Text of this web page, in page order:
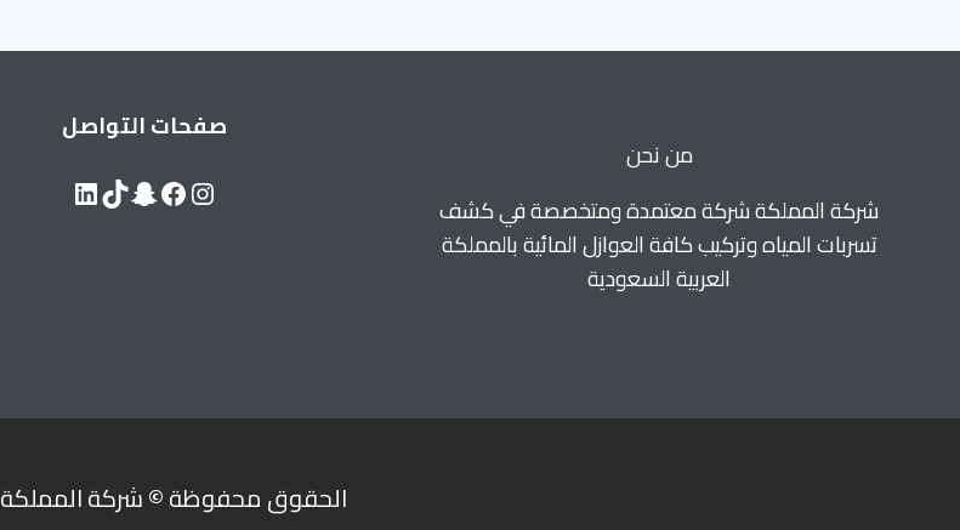
من نحن
شركة المملكة شركة معتمدة ومتخصصة في كشف
تسربات المياه وتركيب كافة العوازل المائية بالمملكة
العربية السعودية
صفحات التواصل
Instagram
Facebook
Snapchat
TikTok
LinkedIn
الحقوق محفوظة©شركة المملكة 2024